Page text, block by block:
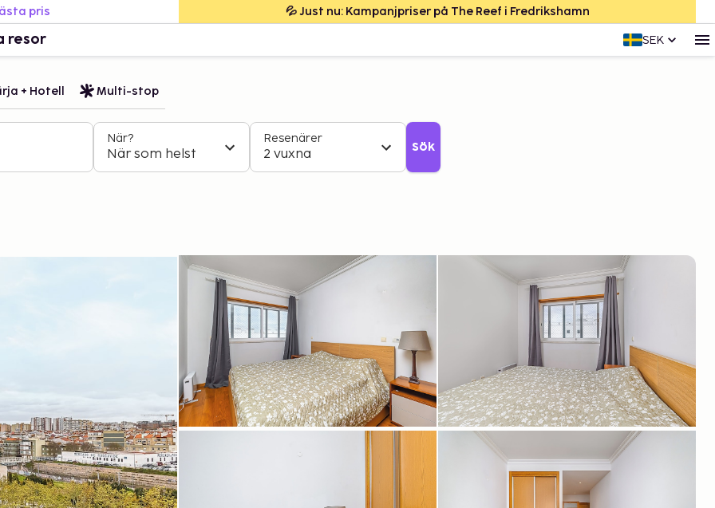
pris 💦 Just nu: Kampanjpriser på The Reef i Fredrikshamn
resor SEK
+ Hotell Multi-stop
När?
När som helst
Resenärer
2 vuxna Sök